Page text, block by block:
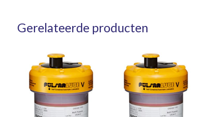
Gerelateerde producten